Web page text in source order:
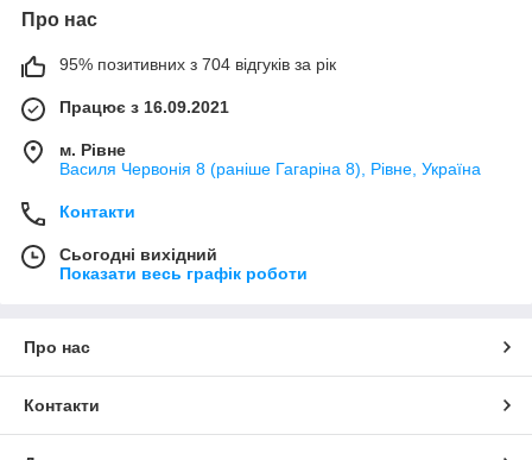
Про нас
95% позитивних з 704 відгуків за рік
Працює з 16.09.2021
м. Рівне
Василя Червонія 8 (раніше Гагаріна 8), Рівне, Україна
Контакти
Сьогодні вихідний
Показати весь графік роботи
Про нас
Контакти